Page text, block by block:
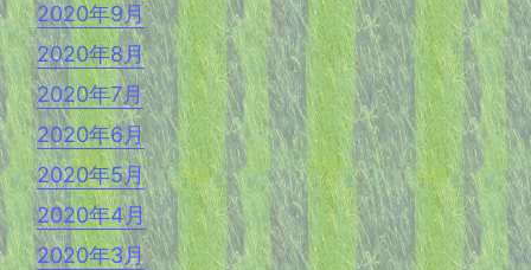
2020年9月
2020年8月
2020年7月
2020年6月
2020年5月
2020年4月
2020年3月